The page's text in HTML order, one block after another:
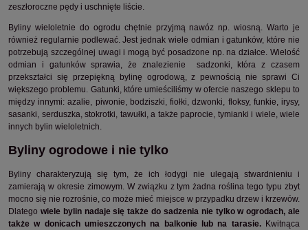
zeszłoroczne pędy i uschnięte liście.
Byliny wieloletnie do ogrodu chętnie przyjmą nawóz np. wiosną. Warto je
również regularnie podlewać. Jest jednak wiele odmian i gatunków, które nie
potrzebują szczególnej uwagi i mogą być posadzone np. na działce. Wielość
odmian i gatunków sprawia, że znalezienie sadzonki, która z czasem
przekształci się przepiękną bylinę ogrodową, z pewnością nie sprawi Ci
większego problemu. Gatunki, które umieściliśmy w ofercie naszego sklepu to
między innymi: azalie, piwonie, bodziszki, fiołki, dzwonki, floksy, funkie, irysy,
sasanki, serduszka, stokrotki, tawułki, a także paprocie, tymianki i wiele, wiele
innych bylin wieloletnich.
Byliny ogrodowe i nie tylko
Byliny charakteryzują się tym, że ich łodygi nie ulegają stwardnieniu i
zamierają w okresie zimowym. W związku z tym żadna roślina tego typu zbyt
mocno się nie rozrośnie, co może mieć miejsce w przypadku drzew i krzewów.
Dlatego wiele bylin nadaje się także do sadzenia nie tylko w ogrodach, ale
także w donicach umieszczonych na balkonie lub na tarasie.Kwitnąca